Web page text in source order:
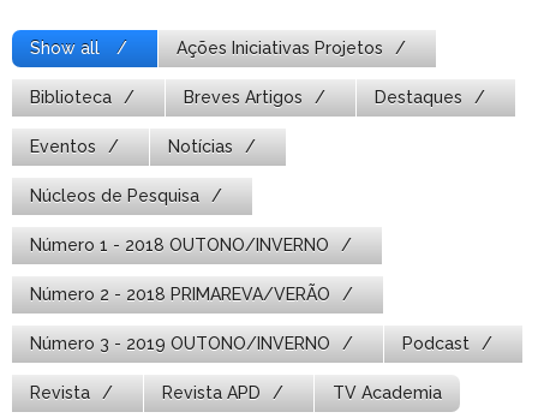
Show all Ações Iniciativas Projetos
Biblioteca Breves Artigos Destaques
Eventos Notícias
Núcleos de Pesquisa
Número 1 - 2018 OUTONO/INVERNO
Número 2 - 2018 PRIMAREVA/VERÃO
Número 3 - 2019 OUTONO/INVERNO Podcast
Revista Revista APD TV Academia